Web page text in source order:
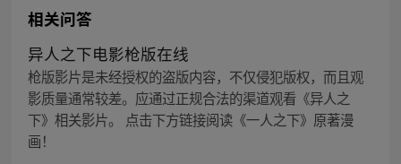
相关问答
异人之下电影枪版在线
枪版影片是未经授权的盗版内容，不仅侵犯版权，而且观
影质量通常较差。应通过正规合法的渠道观看《异人之
下》相关影片。 点击下方链接阅读《一人之下》原著漫
画！